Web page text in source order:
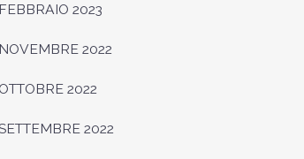
FEBBRAIO 2023
NOVEMBRE 2022
OTTOBRE 2022
2022